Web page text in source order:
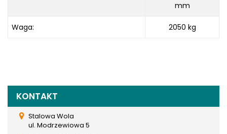
mm
Waga: 2050 kg
KONTAKT
Stalowa Wola
ul. Modrzewiowa 5